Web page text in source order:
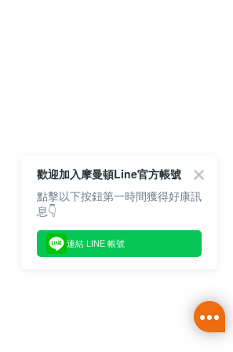
歡迎加入摩曼頓Line官方帳號
點擊以下按鈕第一時間獲得好康訊
息👇
連結 LINE 帳號